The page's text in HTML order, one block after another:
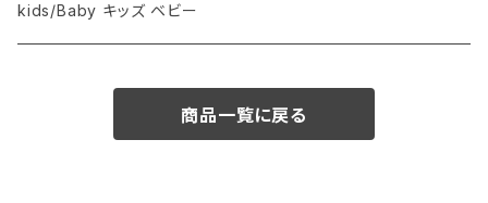
kids/Baby キッズ ベビー
商品一覧に戻る